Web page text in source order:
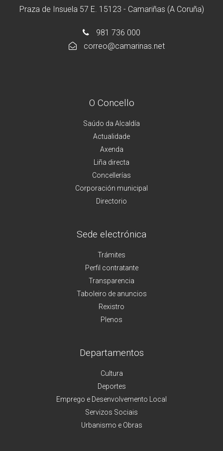
Praza de Insuela 57 E. 15123 - Camariñas (A Coruña)
981 736 000
correo@camarinas.net
O Concello
Saúdo da Alcaldía
Actualidade
Axenda
Liña directa
Concellerías
Corporación municipal
Directorio
Sede electrónica
Trámites
Perfil contratante
Transparencia
Taboleiro de anuncios
Rexistro
Plenos
Departamentos
Cultura
Deportes
Emprego e Desenvolvemento Local
Servizos Sociais
Urbanismo e Obras